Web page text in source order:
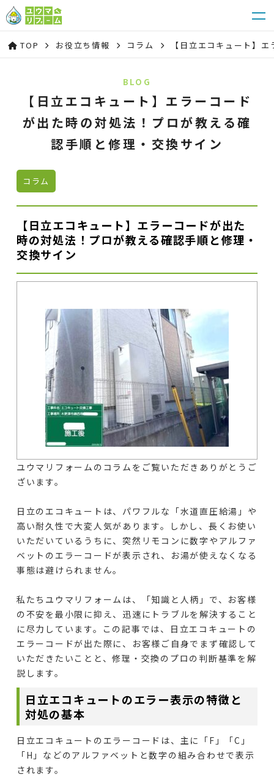
TOP お役立ち情報 コラム 【日立エコキュート】
BLOG
【日立エコキュート】エラーコード
が出た時の対処法！プロが教える確
認手順と修理・交換サイン
コラム
【日立エコキュート】エラーコードが出た
時の対処法！プロが教える確認手順と修理・
交換サイン
ユウマリフォームのコラムをご覧いただきありがとうご
ざいます。
日立のエコキュートは、パワフルな「水道直圧給湯」や
高い耐久性で大変人気があります。しかし、長くお使い
いただいているうちに、突然リモコンに数字やアルファ
ベットのエラーコードが表示され、お湯が使えなくなる
事態は避けられません。
私たちユウマリフォームは、「知識と人柄」で、お客様
の不安を最小限に抑え、迅速にトラブルを解決すること
に尽力しています。この記事では、
日立エコキュートの
エラーコードが出た際に、お客様ご自身でまず確認して
いただきたいことと、修理・交換のプロの判断基準を解
説します。
日立エコキュートのエラー表示の特徴と
対処の基本
日立エコキュートのエラーコードは、主に「F」「C」
「H」などのアルファベットと数字の組み合わせで表示
されます。